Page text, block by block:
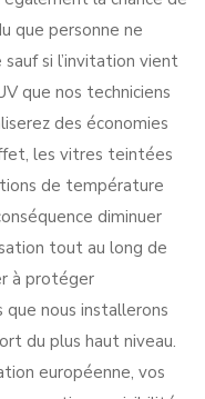
que personne ne
si l’invitation vient
que nos techniciens
des économies
les vitres teintées
de température
diminuer
tout au long de
à protéger
nous installerons
du plus haut niveau.
européenne, vos